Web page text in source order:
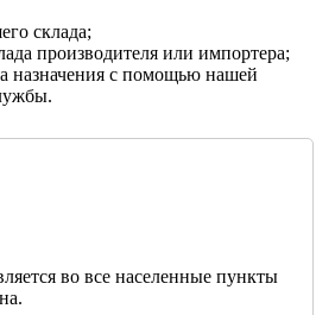
склада;
производителя или импортера;
назначения с помощью нашей
во все населенные пункты